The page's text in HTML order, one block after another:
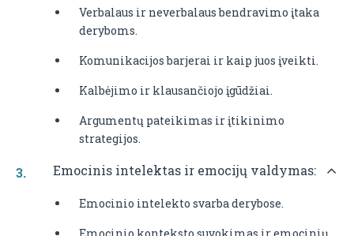
Verbalaus ir neverbalaus bendravimo įtaka
deryboms.
Komunikacijos barjerai ir kaip juos įveikti.
Kalbėjimo ir klausančiojo įgūdžiai.
Argumentų pateikimas ir įtikinimo
strategijos.
Emocinis intelektas ir emocijų valdymas:
Emocinio intelekto svarba derybose.